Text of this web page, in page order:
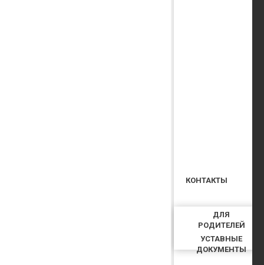
ДЛЯ
РОДИТЕЛЕЙ
УСТАВНЫЕ
ДОКУМЕНТЫ
КОНТАКТЫ